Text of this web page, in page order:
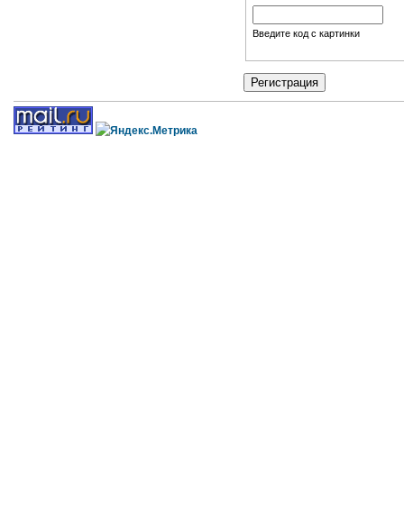
Введите код с картинки